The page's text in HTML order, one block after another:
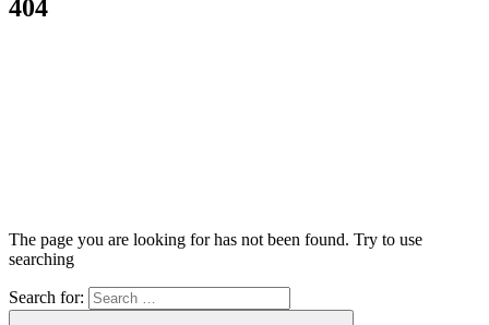
404
The page you are looking for has not been found. Try to use
searching
Search for: